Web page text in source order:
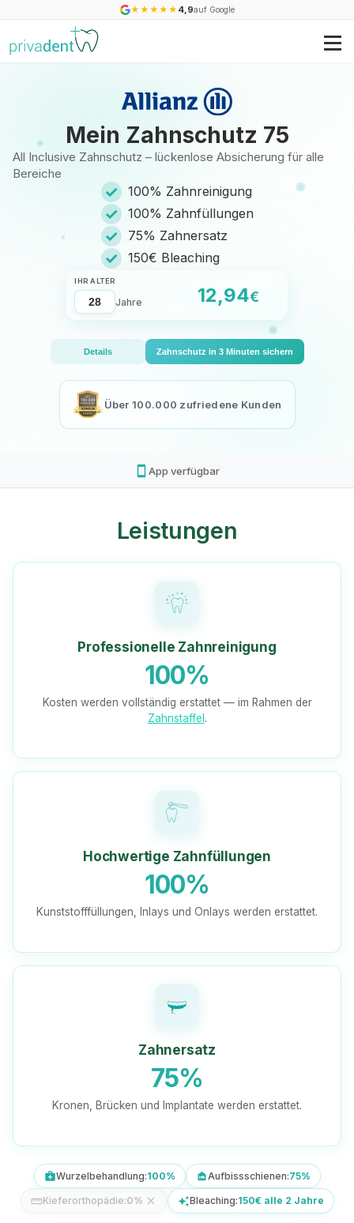
★ ★ ★ ★ ★ 4,9auf Google
Mein Zahnschutz 75
All Inclusive Zahnschutz – lückenlose Absicherung für alle
Bereiche
✓ 100% Zahnreinigung
✓ 100% Zahnfüllungen
✓ 75% Zahnersatz
✓ 150€ Bleaching
IHR ALTER
Jahre 12,94€
Details Zahnschutz in 3 Minuten sichern
Über 100.000 zufriedene Kunden
smartphone App verfügbar
Leistungen
Professionelle Zahnreinigung
100%
Kosten werden vollständig erstattet — im Rahmen der
Zahnstaffel .
Hochwertige Zahnfüllungen
100%
Kunststofffüllungen, Inlays und Onlays werden erstattet.
Zahnersatz
75%
Kronen, Brücken und Implantate werden erstattet.
medical_servicesWurzelbehandlung:100% night_shelterAufbissschienen:75%
straightenKieferorthopädie:0% close auto_awesomeBleaching:150€ alle 2 Jahre